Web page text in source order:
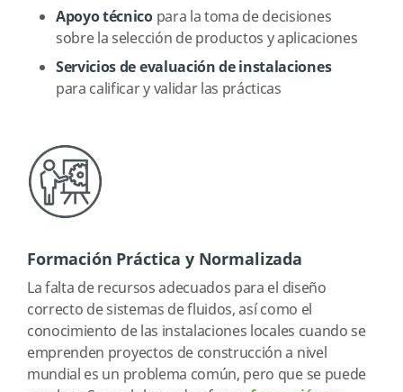
Apoyo técnicopara la toma de decisiones
sobre la selección de productos y aplicaciones
Servicios de evaluación de instalaciones
para calificar y validar las prácticas
Formación Práctica y Normalizada
La falta de recursos adecuados para el diseño
correcto de sistemas de fluidos, así como el
conocimiento de las instalaciones locales cuando se
emprenden proyectos de construcción a nivel
mundial es un problema común, pero que se puede